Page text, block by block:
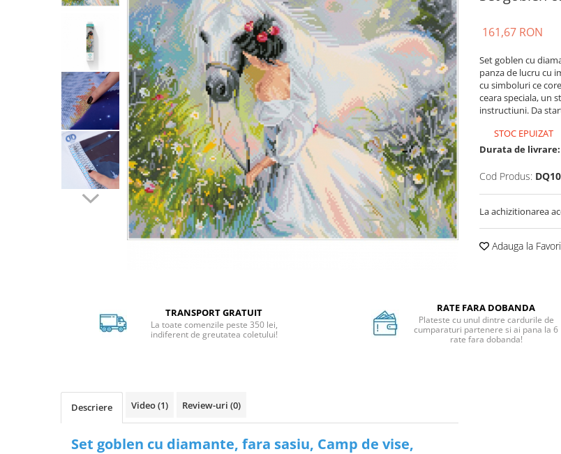
Facebook
161,67 RON
Set goblen cu
panza de lucru cu
cu simboluri ce
ceara speciala, un
instructiuni. Da
STOC EPUIZAT
Durata de livrare:
Cod Produs:
La achizitionarea
Adauga la
TRANSPORT GRATUIT
La toate comenzile peste 350 lei,
indiferent de greutatea coletului!
RATE FARA DOBANDA
Plateste cu unul dintre cardurile de
cumparaturi partenere si ai pana la 6
rate fara dobanda!
Descriere Video(1) Review-uri (0)
Set goblen cu diamante, fara sasiu, Camp de vise,